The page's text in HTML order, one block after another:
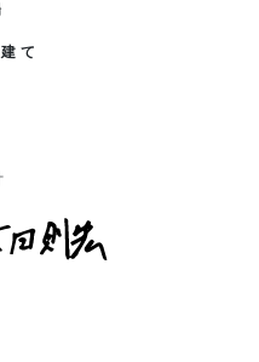
て